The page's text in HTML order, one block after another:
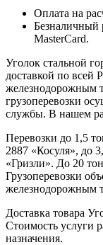
Оплата на
Безналичный
MasterCard.
Уголок стальной
доставкой по всей
железнодорожным
грузоперевозки
службы. В нашем
Перевозки до 1,5
2887 «Косуля», до
«Гризли». До 20
Грузоперевозки
железнодорожным
Доставка товара
Стоимость услуги
назначения.